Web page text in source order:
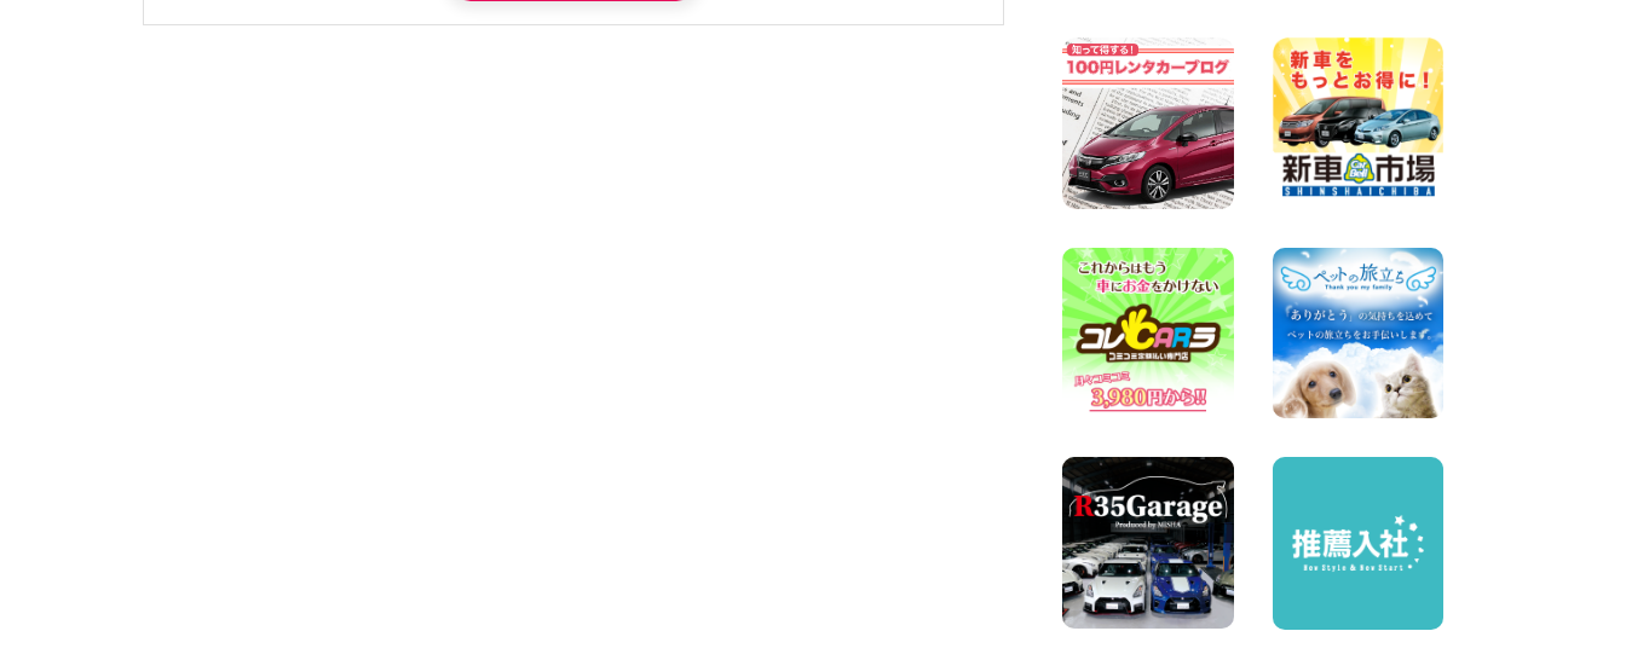
体調崩してませんか?? 兵庫県
加古川店
100円レンタカー 加古川
2026年08月06日
【佐渡の夏はレンタカーで自
由に!】 新潟県 両津店
100円レンタカー 両津
2026年08月06日
業中! 新潟県 佐渡空港店
100円レンタカー 佐渡空港
2026年08月06日
今週末空きあります☆ 大阪府
寝屋川太間東町店
100円レンタカー 寝屋川太間東町
2026年08月06日
☆ お盆特別乗り放題プラン
100円レンタカー 杉戸
2026年08月06日
ハイエースワゴンGL!!クルー
ズコントロールが付いてい
る〜!! 福島県 福島笹木野店
100円レンタカー 福島笹木野
※※超格安日額5,800円※※荷物